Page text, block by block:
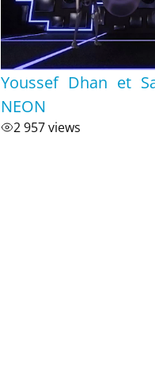
Youssef Dhan et
NEON
2 957 views